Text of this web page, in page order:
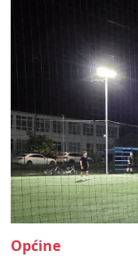
Općine